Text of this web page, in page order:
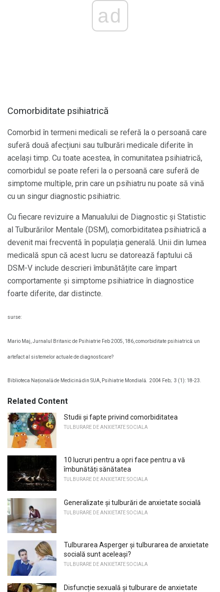
ad
Comorbiditate psihiatrică
Comorbid în termeni medicali se referă la o persoană care
suferă două afecțiuni sau tulburări medicale diferite în
același timp. Cu toate acestea, în comunitatea psihiatrică,
comorbidul se poate referi la o persoană care suferă de
simptome multiple, prin care un psihiatru nu poate să vină
cu un singur diagnostic psihiatric.
Cu fiecare revizuire a Manualului de Diagnostic și Statistic
al Tulburărilor Mentale (DSM), comorbiditatea psihiatrică a
devenit mai frecventă în populația generală. Unii din lumea
medicală spun că acest lucru se datorează faptului că
DSM-V include descrieri îmbunătățite care împart
comportamente și simptome psihiatrice în diagnostice
foarte diferite, dar distincte.
surse:
Mario Maj, Jurnalul Britanic de Psihiatrie Feb 2005, 186, comorbiditate psihiatrică: un
artefact al sistemelor actuale de diagnosticare?
Biblioteca Națională de Medicină din SUA, Psihiatrie Mondială. 2004 Feb; 3 (1): 18-23.
Related Content
Studii și fapte privind comorbiditatea
TULBURARE DE ANXIETATE SOCIALA
10 lucruri pentru a opri face pentru a vă
îmbunătăți sănătatea
TULBURARE DE ANXIETATE SOCIALA
Generalizate și tulburări de anxietate socială
TULBURARE DE ANXIETATE SOCIALA
Tulburarea Asperger și tulburarea de anxietate
socială sunt aceleași?
TULBURARE DE ANXIETATE SOCIALA
Disfuncție sexuală și tulburare de anxietate